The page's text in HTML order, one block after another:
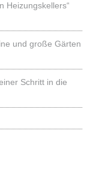
Heizungskellers“
und große Gärten
Schritt in die